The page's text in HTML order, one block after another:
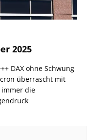
2025
DAX ohne Schwung
überrascht mit
die